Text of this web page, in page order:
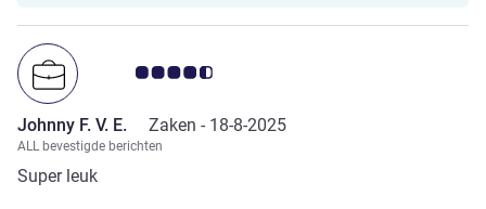
Avis-klantbeoordeling 4.5/5
Johnny F. V. E. Zaken - 18-8-2025
ALL bevestigde berichten
Super leuk